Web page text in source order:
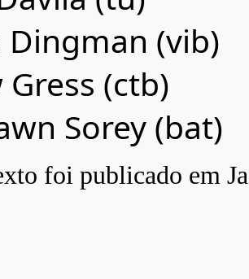
Dingman (vib)
Gress (ctb)
Sorey (bat)
foi publicado em